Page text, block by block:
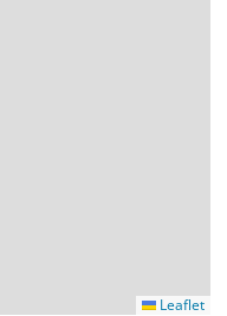
Leaflet